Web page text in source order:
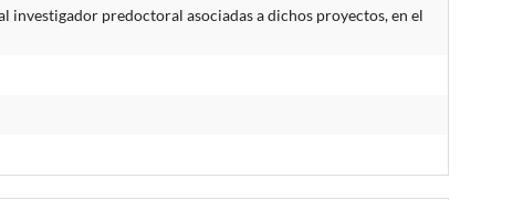
investigador predoctoral asociadas a dichos proyectos, en el